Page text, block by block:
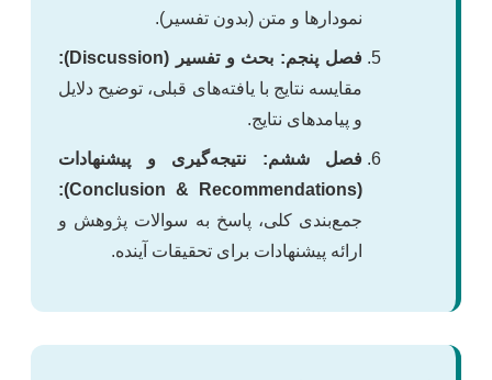
نمودارها و متن (بدون تفسیر).
فصل پنجم: بحث و تفسیر (Discussion):
مقایسه نتایج با یافته‌های قبلی، توضیح دلایل
و پیامدهای نتایج.
فصل ششم: نتیجه‌گیری و پیشنهادات
(Conclusion & Recommendations):
جمع‌بندی کلی، پاسخ به سوالات پژوهش و
ارائه پیشنهادات برای تحقیقات آینده.